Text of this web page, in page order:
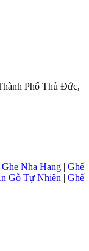
Phố Thủ Đức,
Ghe Nha Hang | Ghế
Gỗ Tự Nhiên | Ghế